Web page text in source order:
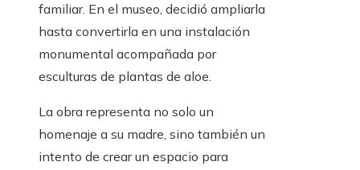
familiar. En el museo, decidió ampliarla
hasta convertirla en una instalación
monumental acompañada por
esculturas de plantas de aloe.
La obra representa no solo un
homenaje a su madre, sino también un
intento de crear un espacio para